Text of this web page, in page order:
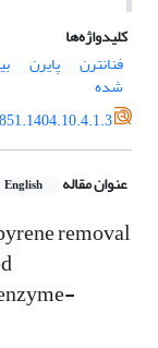
کلیدواژه‌ها
فنانترن
پایرن
شده
عنوان مقاله English
removal